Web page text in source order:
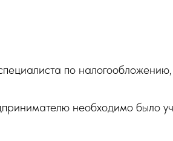
по
необходимо было